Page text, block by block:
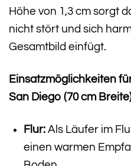
Höhe von 1,3 cm sorgt
nicht stört und sich
Gesamtbild einfügt.
Einsatzmöglichkeiten
San Diego (70 cm
Flur:Als Läufer im
einen warmen